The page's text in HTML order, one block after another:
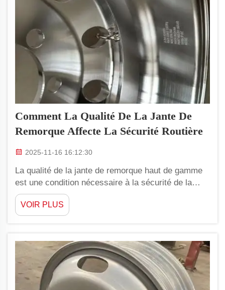
Comment La Qualité De La Jante De
Remorque Affecte La Sécurité Routière
2025-11-16 16:12:30
La qualité de la jante de remorque haut de gamme
est une condition nécessaire à la sécurité de la
conduite. YAOLILAI sait qu'une jante de remorque
durable est essentielle pour les performances de
votre véhicule, que ce soit pour une meilleure tenue
roulement...
VOIR PLUS